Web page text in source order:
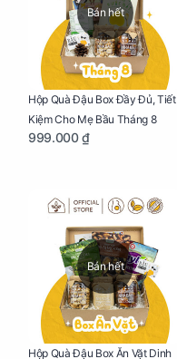
Bán hết
Hộp Quà Đậu Box Đầy Đủ, Tiết
Kiệm Cho Mẹ Bầu Tháng 8
999.000 ₫
Bán hết
Hộp Quà Đậu Box Ăn Vặt Dinh